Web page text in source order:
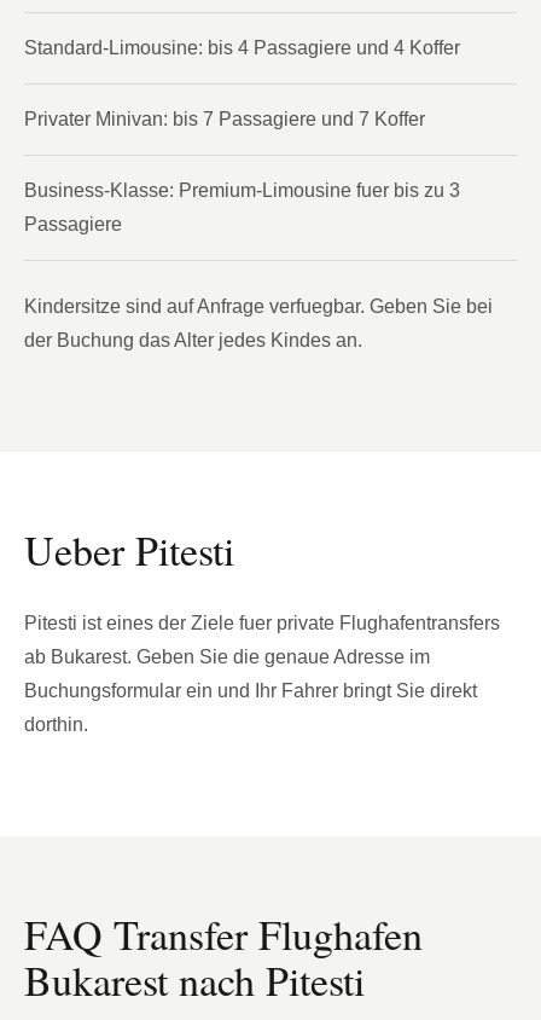
Standard-Limousine: bis 4 Passagiere und 4 Koffer
Privater Minivan: bis 7 Passagiere und 7 Koffer
Business-Klasse: Premium-Limousine fuer bis zu 3
Passagiere
Kindersitze sind auf Anfrage verfuegbar. Geben Sie bei
der Buchung das Alter jedes Kindes an.
Ueber Pitesti
Pitesti ist eines der Ziele fuer private Flughafentransfers
ab Bukarest. Geben Sie die genaue Adresse im
Buchungsformular ein und Ihr Fahrer bringt Sie direkt
dorthin.
FAQ Transfer Flughafen
Bukarest nach Pitesti